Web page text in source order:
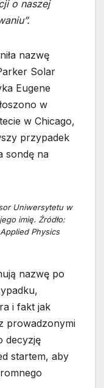
o naszej
nazwę
Solar
Eugene
w
w Chicago,
przypadek
sondę na
Uniwersytetu w
imię. Źródło:
Physics
nazwę po
i fakt jak
prowadzonymi
decyzję
startem, aby